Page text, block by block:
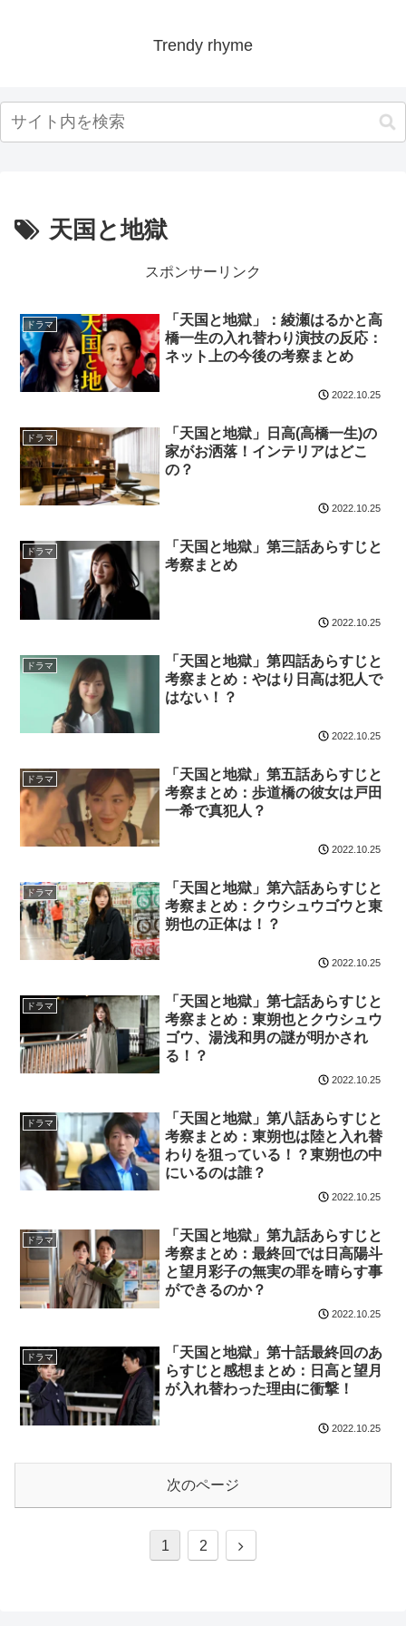
Trendy rhyme
天国と地獄
スポンサーリンク
ドラマ
「天国と地獄」：綾瀬はるかと高
橋一生の入れ替わり演技の反応：
ネット上の今後の考察まとめ
2022.10.25
ドラマ
「天国と地獄」日高(高橋一生)の
家がお洒落！インテリアはどこ
の？
2022.10.25
ドラマ
「天国と地獄」第三話あらすじと
考察まとめ
2022.10.25
ドラマ
「天国と地獄」第四話あらすじと
考察まとめ：やはり日高は犯人で
はない！？
2022.10.25
ドラマ
「天国と地獄」第五話あらすじと
考察まとめ：歩道橋の彼女は戸田
一希で真犯人？
2022.10.25
ドラマ
「天国と地獄」第六話あらすじと
考察まとめ：クウシュウゴウと東
朔也の正体は！？
2022.10.25
ドラマ
「天国と地獄」第七話あらすじと
考察まとめ：東朔也とクウシュウ
ゴウ、湯浅和男の謎が明かされ
る！？
2022.10.25
ドラマ
「天国と地獄」第八話あらすじと
考察まとめ：東朔也は陸と入れ替
わりを狙っている！？東朔也の中
にいるのは誰？
2022.10.25
ドラマ
「天国と地獄」第九話あらすじと
考察まとめ：最終回では日高陽斗
と望月彩子の無実の罪を晴らす事
ができるのか？
2022.10.25
ドラマ
「天国と地獄」第十話最終回のあ
らすじと感想まとめ：日高と望月
が入れ替わった理由に衝撃！
2022.10.25
次のページ
1 2
次